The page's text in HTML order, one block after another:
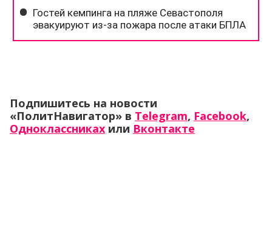
Подпишитесь на новости
«ПолитНавигатор» в Telegram, Facebook,
Одноклассниках или Вконтакте